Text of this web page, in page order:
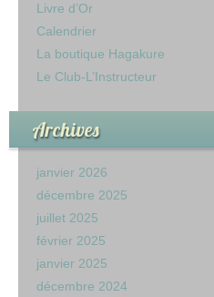
Livre d’Or
Calendrier
La boutique Hagakure
Le Club-L’Instructeur
Archives
janvier 2026
décembre 2025
juillet 2025
février 2025
janvier 2025
décembre 2024